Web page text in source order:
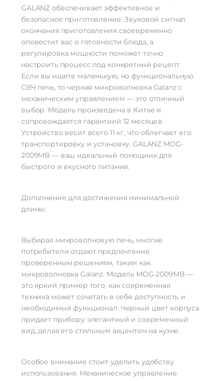
GALANZ обеспечивает эффективное и
безопасное приготовление. Звуковой сигнал
окончания приготовления своевременно
оповестит вас о готовности блюда, а
регулировка мощности поможет точно
настроить процесс под конкретный рецепт.
Если вы ищете маленькую, но функциональную
СВЧ печь, то черная микроволновка Galanz с
механическим управлением — это отличный
выбор. Модель произведена в Китае и
сопровождается гарантией 12 месяцев.
Устройство весит всего 11 кг, что облегчает его
транспортировку и установку. GALANZ MOG-
2009MB — ваш идеальный помощник для
быстрого и вкусного питания.
Дополнение для достижения минимальной
длины:
Выбирая микроволновую печь, многие
потребители отдают предпочтение
проверенным решениям, таким как
микроволновка Galanz. Модель MOG-2009MB —
это яркий пример того, как современная
техника может сочетать в себе доступность и
необходимый функционал. Черный цвет корпуса
придает прибору элегантный и современный
вид, делая его стильным акцентом на кухне.
Особое внимание стоит уделить удобству
использования. Механическое управление